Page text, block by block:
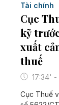
Tài chính
Cục
kỹ
xuất
thuế
17:34'
Cục Thuế